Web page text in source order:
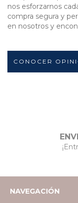
nos esforzarnos
compra segura y
en nosotros y
CONOCER
NAVEGACIÓN